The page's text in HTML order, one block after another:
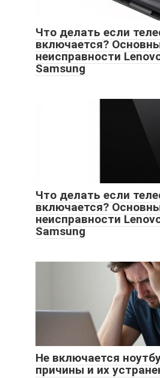
Что делать если
включается?
неисправности
Samsung
Что делать если
включается?
неисправности
Samsung
Не включается
причины и их